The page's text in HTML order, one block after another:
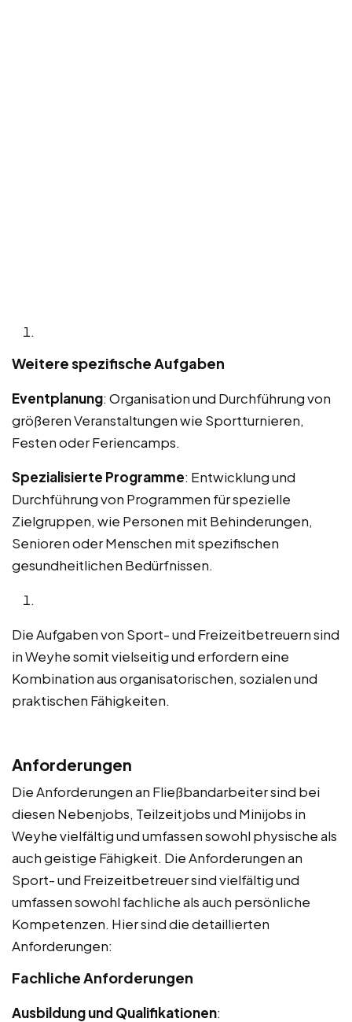
Weitere spezifische Aufgaben
Eventplanung: Organisation und Durchführung von
größeren Veranstaltungen wie Sportturnieren,
Festen oder Feriencamps.
Spezialisierte Programme: Entwicklung und
Durchführung von Programmen für spezielle
Zielgruppen, wie Personen mit Behinderungen,
Senioren oder Menschen mit spezifischen
gesundheitlichen Bedürfnissen.
Die Aufgaben von Sport- und Freizeitbetreuern sind
in Weyhe somit vielseitig und erfordern eine
Kombination aus organisatorischen, sozialen und
praktischen Fähigkeiten.
Anforderungen
Die Anforderungen an Fließbandarbeiter sind bei
diesen Nebenjobs, Teilzeitjobs und Minijobs in
Weyhe vielfältig und umfassen sowohl physische als
auch geistige Fähigkeit. Die Anforderungen an
Sport- und Freizeitbetreuer sind vielfältig und
umfassen sowohl fachliche als auch persönliche
Kompetenzen. Hier sind die detaillierten
Anforderungen:
Fachliche Anforderungen
Ausbildung und Qualifikationen: